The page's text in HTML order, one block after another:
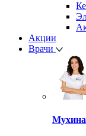
Акции
Врачи